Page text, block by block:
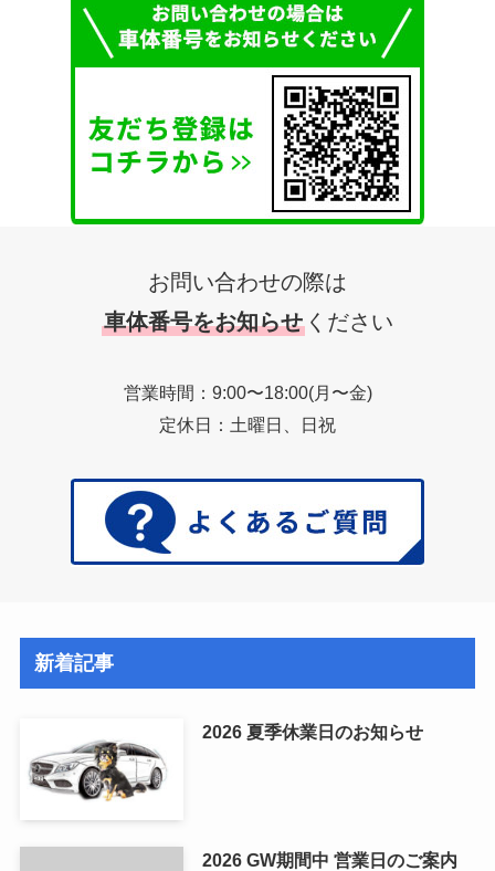
お問い合わせの際は
車体番号をお知らせ ください
営業時間：9:00〜18:00(月〜金)
定休日：土曜日、日祝
新着記事
2026 夏季休業日のお知らせ
2026 GW期間中 営業日のご案内